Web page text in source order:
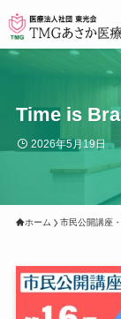
Time is
2026年5月19日
ホーム 市民公開講座